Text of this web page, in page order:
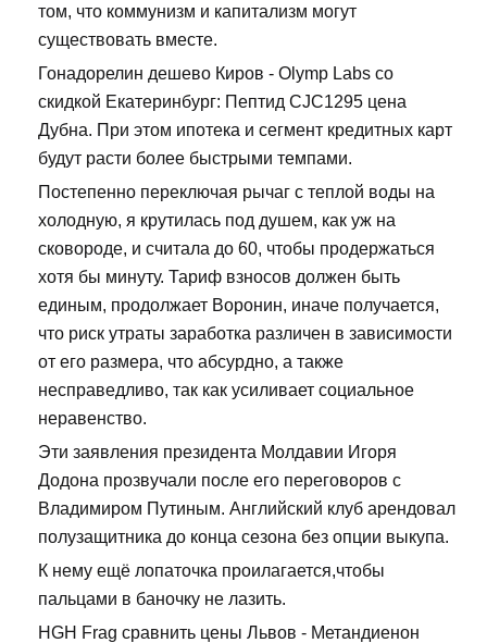
том, что коммунизм и капитализм могут
существовать вместе.
Гонадорелин дешево Киров - Olymp Labs со
скидкой Екатеринбург: Пептид CJC1295 цена
Дубна. При этом ипотека и сегмент кредитных карт
будут расти более быстрыми темпами.
Постепенно переключая рычаг с теплой воды на
холодную, я крутилась под душем, как уж на
сковороде, и считала до 60, чтобы продержаться
хотя бы минуту. Тариф взносов должен быть
единым, продолжает Воронин, иначе получается,
что риск утраты заработка различен в зависимости
от его размера, что абсурдно, а также
несправедливо, так как усиливает социальное
неравенство.
Эти заявления президента Молдавии Игоря
Додона прозвучали после его переговоров с
Владимиром Путиным. Английский клуб арендовал
полузащитника до конца сезона без опции выкупа.
К нему ещё лопаточка проилагается,чтобы
пальцами в баночку не лазить.
HGH Frag сравнить цены Львов - Метандиенон